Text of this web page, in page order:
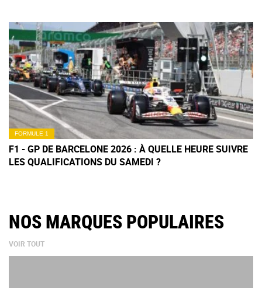
FORMULE 1
F1 - GP DE BARCELONE 2026 : À QUELLE HEURE SUIVRE
LES QUALIFICATIONS DU SAMEDI ?
NOS MARQUES POPULAIRES
VOIR TOUT